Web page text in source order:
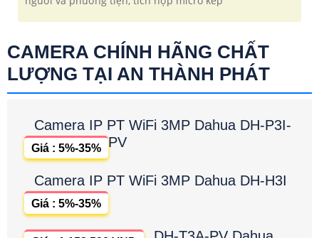
CAMERA CHÍNH HÃNG CHẤT
LƯỢNG TẠI AN THÀNH PHÁT
Camera IP PT WiFi 3MP Dahua DH-P3I-
PV
Giá : 5%-35%
Camera IP PT WiFi 3MP Dahua DH-H3I
Giá : 5%-35%